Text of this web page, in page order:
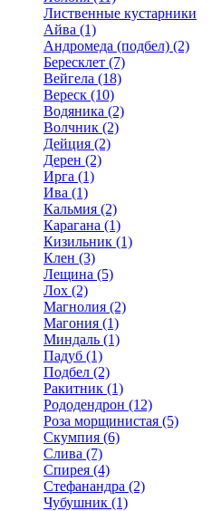
Лиственные кустарники
Айва (1)
Андромеда (подбел) (2)
Бересклет (7)
Вейгела (18)
Вереск (10)
Водяника (2)
Волчник (2)
Дейция (2)
Дерен (2)
Ирга (1)
Ива (1)
Кальмия (2)
Карагана (1)
Кизильник (1)
Клен (3)
Лещина (5)
Лох (2)
Магнолия (2)
Магония (1)
Миндаль (1)
Падуб (1)
Подбел (2)
Ракитник (1)
Рододендрон (12)
Роза морщинистая (5)
Скумпия (6)
Слива (7)
Спирея (4)
Стефанандра (2)
Чубушник (1)